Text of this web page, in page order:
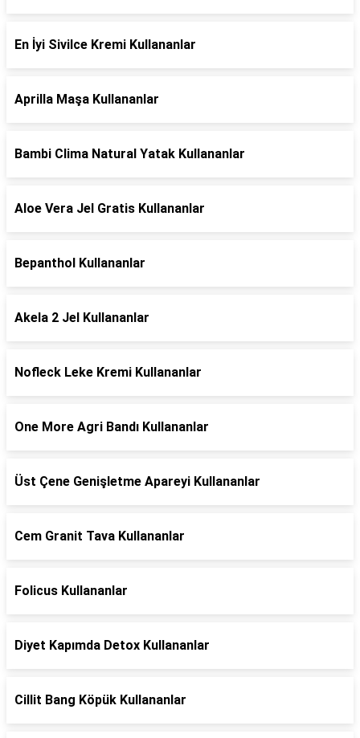
En İyi Sivilce Kremi Kullananlar
Aprilla Maşa Kullananlar
Bambi Clima Natural Yatak Kullananlar
Aloe Vera Jel Gratis Kullananlar
Bepanthol Kullananlar
Akela 2 Jel Kullananlar
Nofleck Leke Kremi Kullananlar
One More Agri Bandı Kullananlar
Üst Çene Genişletme Apareyi Kullananlar
Cem Granit Tava Kullananlar
Folicus Kullananlar
Diyet Kapımda Detox Kullananlar
Cillit Bang Köpük Kullananlar